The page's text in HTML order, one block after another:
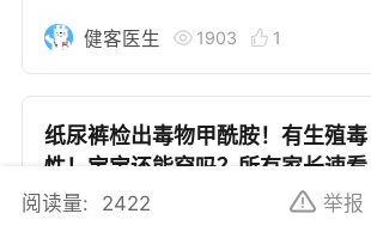
健客医生 1903 1
纸尿裤检出毒物甲酰胺！有生殖毒
性！宝宝还能穿吗？所有家长速看
健客医生
阅读量: 2422 举报